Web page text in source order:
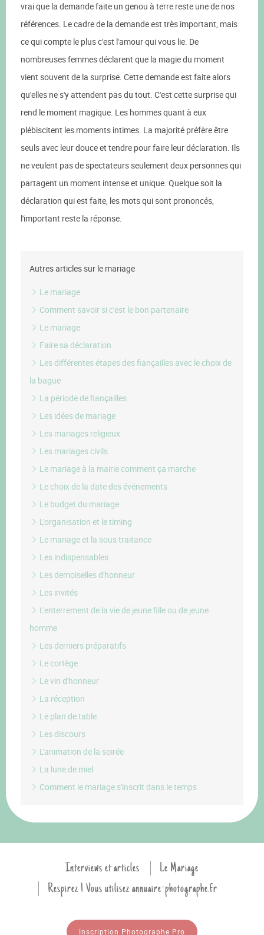
vrai que la demande faite un genou à terre reste une de nos
références. Le cadre de la demande est très important, mais
ce qui compte le plus c'est l'amour qui vous lie. De
nombreuses femmes déclarent que la magie du moment
vient souvent de la surprise. Cette demande est faite alors
qu'elles ne s'y attendent pas du tout. C'est cette surprise qui
rend le moment magique. Les hommes quant à eux
plébiscitent les moments intimes. La majorité préfère être
seuls avec leur douce et tendre pour faire leur déclaration. Ils
ne veulent pas de spectateurs seulement deux personnes qui
partagent un moment intense et unique. Quelque soit la
déclaration qui est faite, les mots qui sont prononcés,
l'important reste la réponse.
Autres articles sur le mariage
Le mariage
Comment savoir si c'est le bon partenaire
Le mariage
Faire sa déclaration
Les différentes étapes des fiançailles avec le choix de
la bague
La période de fiançailles
Les idées de mariage
Les mariages religieux
Les mariages civils
Le mariage à la mairie comment ça marche
Le choix de la date des événements
Le budget du mariage
L'organisation et le timing
Le mariage et la sous traitance
Les indispensables
Les demoiselles d'honneur
Les invités
L'enterrement de la vie de jeune fille ou de jeune
homme
Les derniers préparatifs
Le cortège
Le vin d'honneur
La réception
Le plan de table
Les discours
L'animation de la soirée
La lune de miel
Comment le mariage s'inscrit dans le temps
Interviews et articles
Le Mariage
Respirez ! Vous utilisez annuaire-photographe.fr
Inscription Photographe Pro